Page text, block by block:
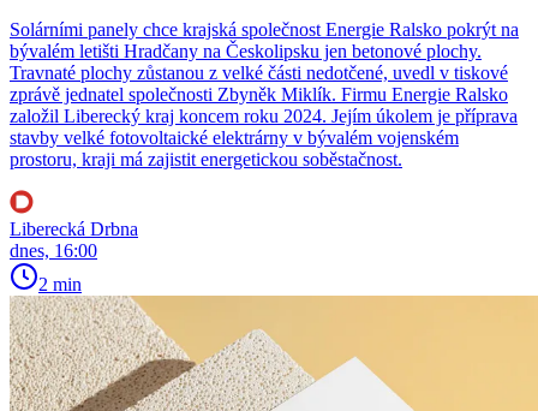
Solárními panely chce krajská společnost Energie Ralsko pokrýt na
bývalém letišti Hradčany na Českolipsku jen betonové plochy.
Travnaté plochy zůstanou z velké části nedotčené, uvedl v tiskové
zprávě jednatel společnosti Zbyněk Miklík. Firmu Energie Ralsko
založil Liberecký kraj koncem roku 2024. Jejím úkolem je příprava
stavby velké fotovoltaické elektrárny v bývalém vojenském
prostoru, kraji má zajistit energetickou soběstačnost.
Liberecká Drbna
dnes, 16:00
2 min